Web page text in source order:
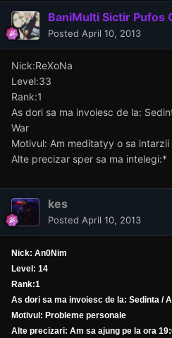
BaniMulti Sictir Pufos
Posted April 10, 2013
Nick:ReXoNa
Level:33
Rank:1
As dori sa ma invoiesc de la:
War
Motivul: Am meditatyy o sa intarzii
Alte precizar sper sa ma intelegi:*
kes
Posted April 10, 2013
Nick: An0Nim
Level: 14
Rank:1
As dori sa ma invoiesc de la: Sedinta /
Motivul: Probleme personale
Alte precizari: Am sa ajung pe la ora